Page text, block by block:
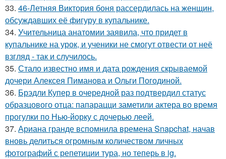
33. 46-Летняя Виктория боня рассердилась на женщин,
обсуждавших её фигуру в купальнике.
34. Учительница анатомии заявила, что придет в
купальнике на урок, и ученики не смогут отвести от неё
взгляд - так и случилось.
35. Стало известно имя и дата рождения скрываемой
дочери Алексея Пиманова и Ольги Погодиной.
36. Брэдли Купер в очередной раз подтвердил статус
образцового отца: папарацци заметили актера во время
прогулки по Нью-йорку с дочерью леей.
37. Ариана гранде вспомнила времена Snapchat, начав
вновь делиться огромным количеством личных
фотографий с репетиции тура, но теперь в ig.